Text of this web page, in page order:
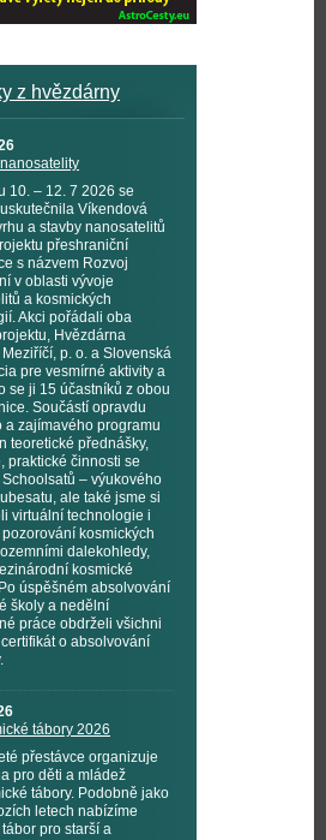
z hvězdárny
10. – 12. 7 2026 se
Víkendová
a stavby nanosatelitů
přeshraniční
s názvem Rozvoj
v oblasti vývoje
a kosmických
Akci pořádali oba
Hvězdárna
p. o. a Slovenská
pre vesmírné aktivity a
se ji 15 účastníků z obou
Součástí opravdu
a zajímavého programu
teoretické přednášky,
praktické činnosti se
– výukového
ale také jsme si
virtuální technologie i
kosmických
dalekohledy,
kosmické
úspěšném absolvování
školy a nedělní
práce obdrželi všichni
o absolvování
tábory 2026
přestávce organizuje
pro děti a mládež
tábory. Podobně jako
letech nabízíme
pro starší a